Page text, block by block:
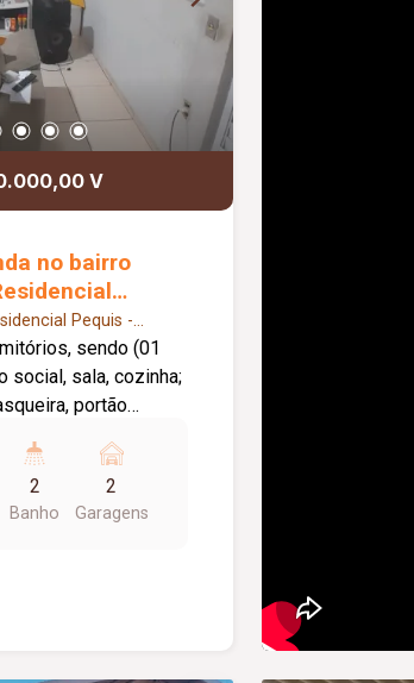
V
no bairro
Pequis -
sendo (01
social, sala, cozinha;
portão
2
Banho
2
Garagens